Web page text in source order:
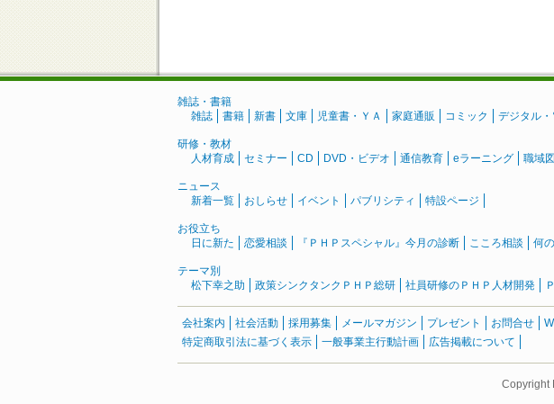
雑誌・書籍
雑誌
書籍 新書 文庫 児童書・ＹＡ 家庭通販 コミック デジタル
研修・教材
人材育成
セミナー CD DVD・ビデオ 通信教育 eラーニング 職域
ニュース
新着一覧
おしらせ イベント パブリシティ 特設ページ
お役立ち
日に新た
恋愛相談 『ＰＨＰスペシャル』今月の診断 こころ相談 何
テーマ別
松下幸之助
政策シンクタンクＰＨＰ総研 社員研修のＰＨＰ人材開発
会社案内 社会活動 採用募集 メールマガジン プレゼント お問合せ
特定商取引法に基づく表示
一般事業主行動計画 広告掲載について
Copyright